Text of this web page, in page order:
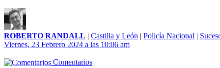
ROBERTO RANDALL | Castilla y León | Policía Nacional |
Viernes, 23 Febrero 2024 a las 10:06 am
Comentarios